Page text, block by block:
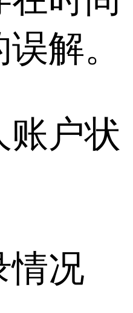
解。
账户状
情况